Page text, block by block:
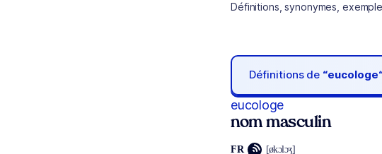
Définitions, synonymes,
Définitions de
eucologe
nom masculin
FR [økɔlɔʒ]